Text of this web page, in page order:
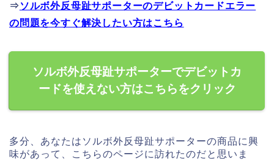
⇒ ソルボ外反母趾サポーターのデビットカードエラー
の問題を今すぐ解決したい方はこちら
ソルボ外反母趾サポーターでデビットカ
ードを使えない方はこちらをクリック
多分、あなたはソルボ外反母趾サポーターの商品に興
味があって、こちらのページに訪れたのだと思いま